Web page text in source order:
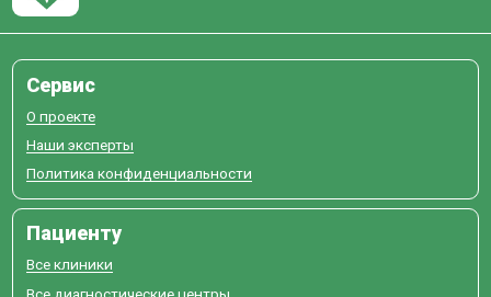
Сервис
О проекте
Наши эксперты
Политика конфиденциальности
Пациенту
Все клиники
Все диагностические центры